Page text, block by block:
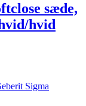
sæde,
hvid